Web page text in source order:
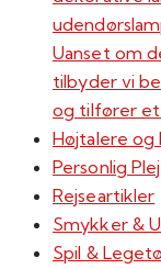
Uanset om
tilbyder vi
og tilfører et
Højtalere
Personlig
Rejseartikler
Smykker &
Spil &